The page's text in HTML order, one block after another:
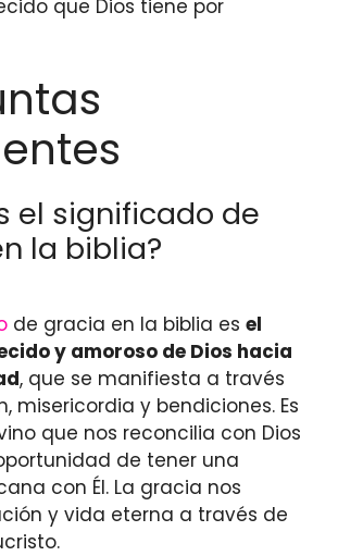
que Dios tiene por
el significado de
la biblia?
de gracia en la biblia es el
y amoroso de Dios hacia
, que se manifiesta a través
misericordia y bendiciones. Es
que nos reconcilia con Dios
de tener una
con Él. La gracia nos
y vida eterna a través de